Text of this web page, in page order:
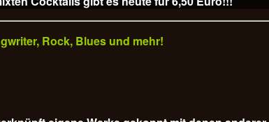
Rock, Blues und mehr!